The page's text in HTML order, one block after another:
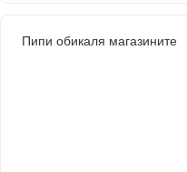
Пипи обикаля магазините